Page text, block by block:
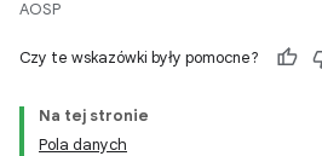
AOSP
Czy te wskazówki były pomocne?
Na tej stronie
Pola danych